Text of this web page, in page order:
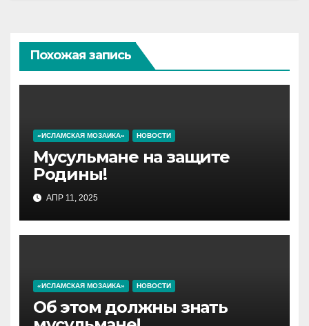
Похожая запись
«ИСЛАМСКАЯ МОЗАИКА» НОВОСТИ
Мусульмане на защите
Родины!
АПР 11, 2025
«ИСЛАМСКАЯ МОЗАИКА» НОВОСТИ
Об этом должны знать